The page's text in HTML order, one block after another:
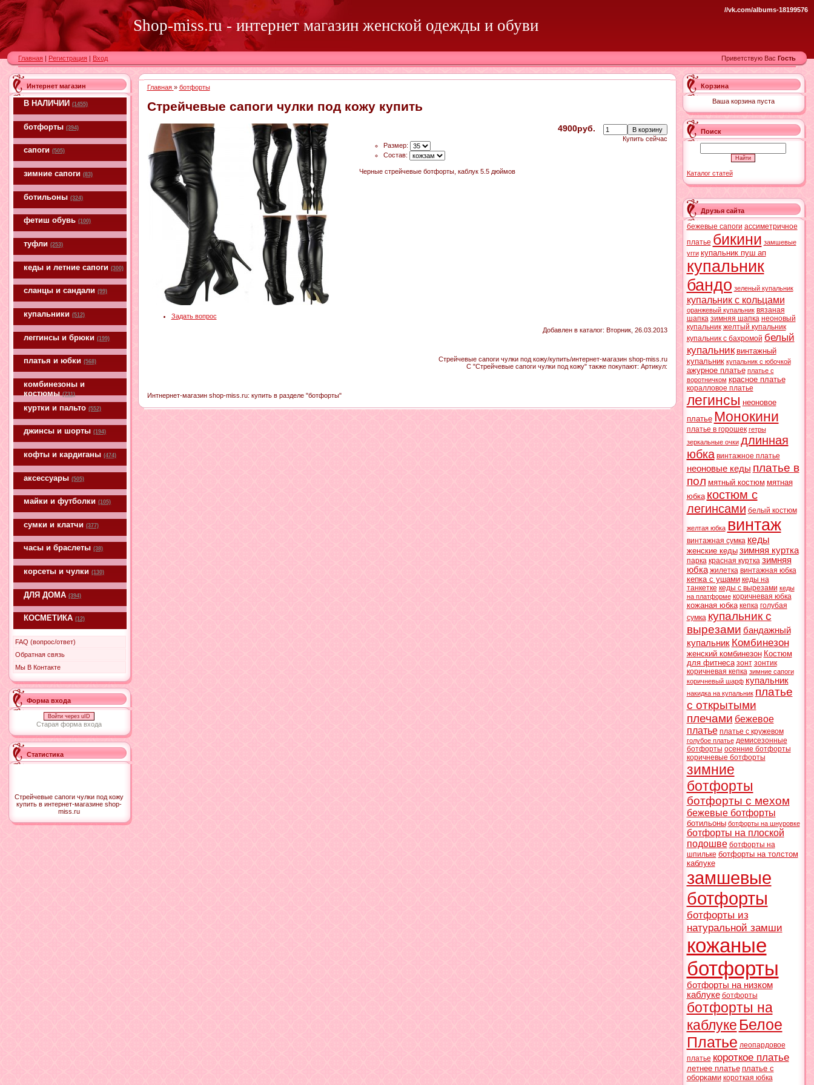
Shop-miss.ru - интернет магазин женской одежды и обуви
//vk.com/albums-18199576
Главная | Регистрация | Вход Приветствую Вас Гость
Интернет магазин
В НАЛИЧИИ(1455)
ботфорты(394)
сапоги(505)
зимние сапоги(83)
ботильоны(324)
фетиш обувь(100)
туфли(253)
кеды и летние сапоги(300)
сланцы и сандали(99)
купальники(512)
леггинсы и брюки(199)
платья и юбки(568)
комбинезоны и
костюмы(731)
куртки и пальто(552)
джинсы и шорты(194)
кофты и кардиганы(474)
аксессуары(505)
майки и футболки(105)
сумки и клатчи(377)
часы и браслеты(38)
корсеты и чулки(130)
ДЛЯ ДОМА(394)
КОСМЕТИКА(12)
FAQ (вопрос/ответ)
Обратная связь
Мы В Контакте
Форма входа
Войти через uID
Старая форма входа
Статистика
Стрейчевые сапоги чулки под кожу
купить в интернет-магазине shop-
miss.ru
Главная » ботфорты
Стрейчевые сапоги чулки под кожу купить
4900руб.
Размер:
Состав:
Черные стрейчевые ботфорты, каблук 5.5 дюймов
Купить сейчас
Задать вопрос
Добавлен в каталог: Вторник, 26.03.2013
Стрейчевые сапоги чулки под кожу/купить/интернет-магазин shop-miss.ru
С "Стрейчевые сапоги чулки под кожу" также покупают: Артикул:
Интнернет-магазин shop-miss.ru: купить в разделе "ботфорты"
Корзина
Ваша корзина пуста
Поиск
Каталог статей
Друзья сайта
бежевые сапоги ассиметричное
платье бикини замшевые
угги купальник пуш ап
купальник
бандо зеленый купальник
купальник с кольцами
оранжевый купальник вязаная
шапка зимняя шапка неоновый
купальник желтый купальник
купальник с бахромой белый
купальник винтажный
купальник купальник с юбочкой
ажурное платье платье с
воротничком красное платье
коралловое платье
легинсы неоновое
платье Монокини
платье в горошек гетры
зеркальные очки длинная
юбка винтажное платье
неоновые кеды платье в
пол мятный костюм мятная
юбка костюм с
легинсами белый костюм
желтая юбка винтаж
винтажная сумка кеды
женские кеды зимняя куртка
парка красная куртка зимняя
юбка жилетка винтажная юбка
кепка с ушами кеды на
танкетке кеды с вырезами кеды
на платформе коричневая юбка
кожаная юбка кепка голубая
сумка купальник с
вырезами бандажный
купальник Комбинезон
женский комбинезон Костюм
для фитнеса зонт зонтик
коричневая кепка зимние сапоги
коричневый шарф купальник
накидка на купальник платье
с открытыми
плечами бежевое
платье платье с кружевом
голубое платье демисезонные
ботфорты осенние ботфорты
коричневые ботфорты
зимние
ботфорты
ботфорты с мехом
бежевые ботфорты
ботильоны ботфорты на шнуровке
ботфорты на плоской
подошве ботфорты на
шпильке ботфорты на толстом
каблуке
замшевые
ботфорты
ботфорты из
натуральной замши
кожаные
ботфорты
ботфорты на низком
каблуке ботфорты
ботфорты на
каблуке Белое
Платье леопардовое
платье короткое платье
летнее платье платье с
оборками короткая юбка